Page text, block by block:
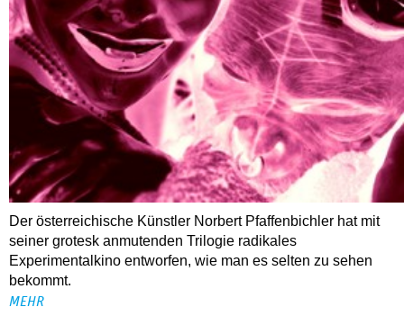
Der österreichische Künstler Norbert Pfaffenbichler hat mit
seiner grotesk anmutenden Trilogie radikales
Experimentalkino entworfen, wie man es selten zu sehen
bekommt.
MEHR